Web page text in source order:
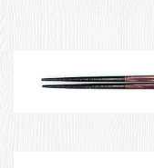
銀座夏野・箸長につい